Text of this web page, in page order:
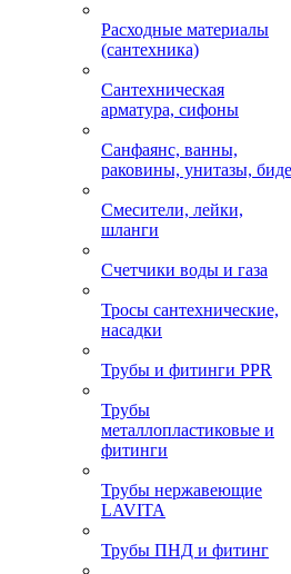
Расходные материалы
(сантехника)
Сантехническая
арматура, сифоны
Санфаянс, ванны,
раковины, унитазы, биде
Смесители, лейки,
шланги
Счетчики воды и газа
Тросы сантехнические,
насадки
Трубы и фитинги PPR
Трубы
металлопластиковые и
фитинги
Трубы нержавеющие
LAVITA
Трубы ПНД и фитинг